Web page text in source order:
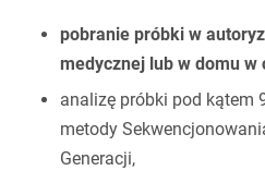
pobranie próbki w
medycznej lub w domu w
analizę próbki pod kątem
metody
Generacji,